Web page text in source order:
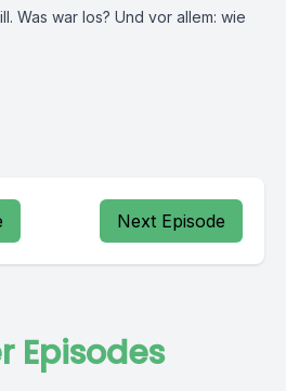
Was war los? Und vor allem: wie
Next Episode
Episodes